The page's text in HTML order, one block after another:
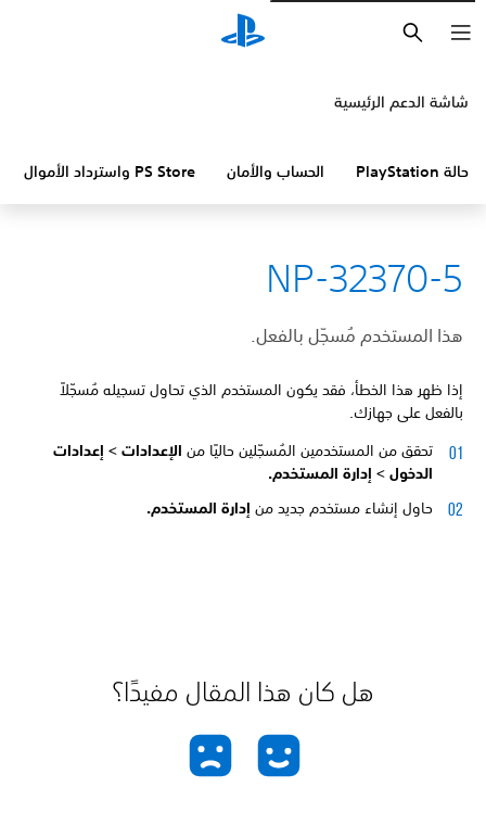
شاشة الدعم الرئيسية
حالة PlayStation الحساب والأمان PS Store واسترداد الأموال
NP-32370-5
هذا المستخدم مُسجّل بالفعل.
إذا ظهر هذا الخطأ، فقد يكون المستخدم الذي تحاول تسجيله مُسجّلاً
بالفعل على جهازك.
تحقق من المستخدمين المُسجّلين حاليًا من الإعدادات > إعدادات
الدخول > إدارة المستخدم.
حاول إنشاء مستخدم جديد من إدارة المستخدم.
هل كان هذا المقال مفيدًا؟